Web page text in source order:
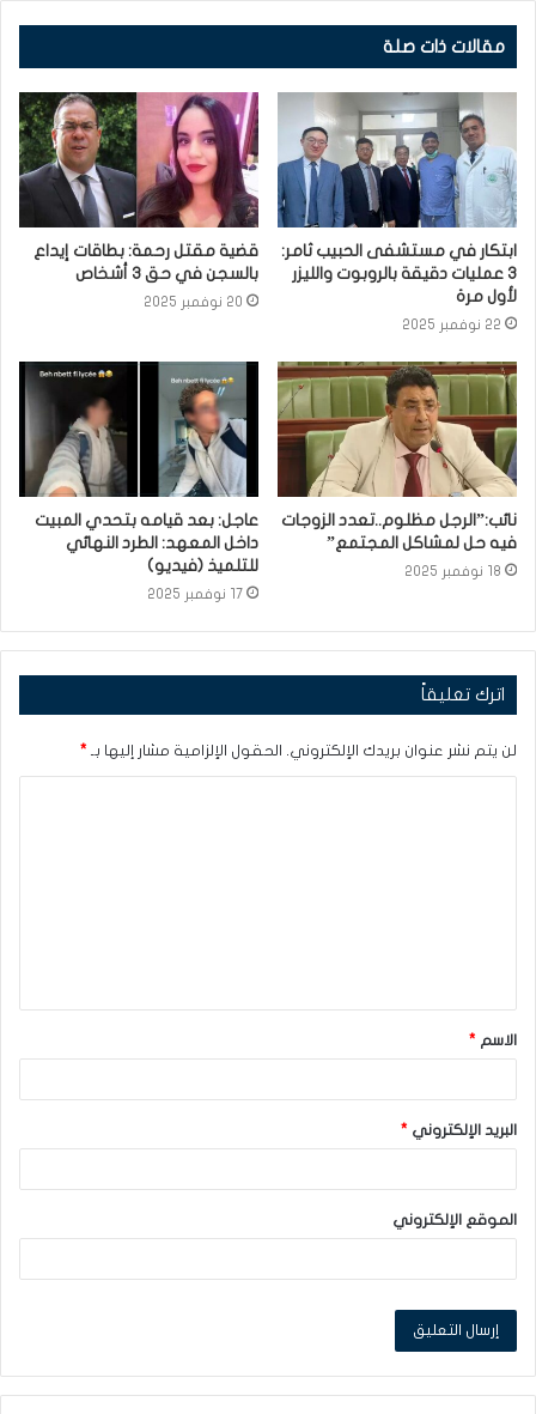
مقالات ذات صلة
ابتكار في مستشفى الحبيب ثامر:
3 عمليات دقيقة بالروبوت والليزر
لأول مرة
22 نوفمبر 2025
قضية مقتل رحمة: بطاقات إيداع
بالسجن في حق 3 أشخاص
20 نوفمبر 2025
نائب:”الرجل مظلوم..تعدد الزوجات
فيه حل لمشاكل المجتمع”
18 نوفمبر 2025
عاجل: بعد قيامه بتحدي المبيت
داخل المعهد: الطرد النهائي
للتلميذ (فيديو)
17 نوفمبر 2025
اترك تعليقاً
لن يتم نشر عنوان بريدك الإلكتروني. الحقول الإلزامية مشار إليها بـ *
ق
*
الاسم *
البريد الإلكتروني *
الموقع الإلكتروني